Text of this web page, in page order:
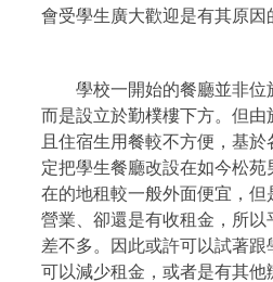
會受學生廣大歡迎是有其原因
學校一開始的餐廳並非位
而是設立於勤樸樓下方。但由
且住宿生用餐較不方便，基
定把學生餐廳改設在如今松苑
在的地租較一般外面便宜，
營業、卻還是有收租金，所
差不多。因此或許可以試著跟
可以減少租金，或者是有其他